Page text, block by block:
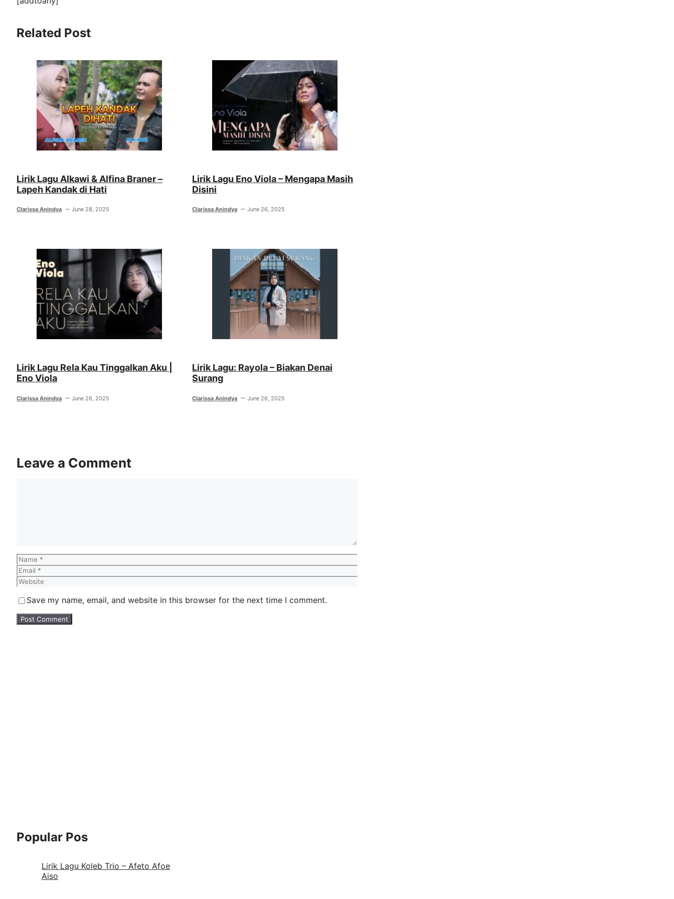
Related Post
Lirik Lagu Alkawi & Alfina Braner –
Lapeh Kandak di Hati
Clarissa Anindya June 28, 2025
Lirik Lagu Eno Viola – Mengapa Masih
Disini
Clarissa Anindya June 26, 2025
Lirik Lagu Rela Kau Tinggalkan Aku |
Eno Viola
Clarissa Anindya June 26, 2025
Lirik Lagu: Rayola – Biakan Denai
Surang
Clarissa Anindya June 26, 2025
Leave a Comment
Name
Email
Website
Save my name, email, and website in this browser for the next time I comment.
Popular Pos
Lirik Lagu Koleb Trio – Afeto Afoe
Aiso